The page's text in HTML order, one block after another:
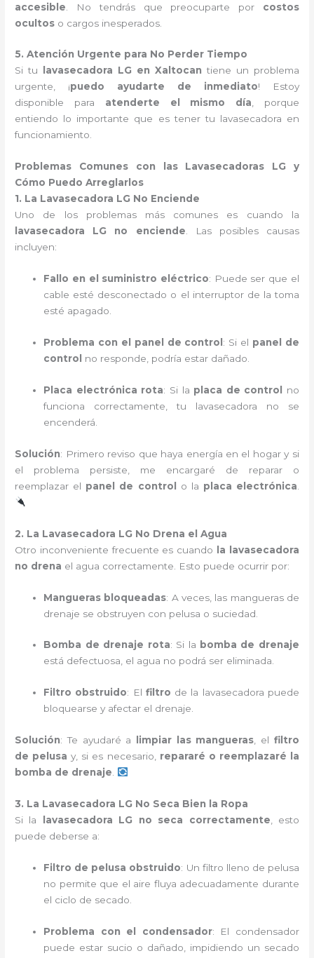
accesible . No tendrás que preocuparte por costos
ocultos o cargos inesperados.
5. Atención Urgente para No Perder Tiempo
Si tu
lavasecadora LG en Xaltocan tiene un problema
urgente, ¡puedo ayudarte de inmediato! Estoy
disponible para atenderte el mismo día, porque
entiendo lo importante que es tener tu lavasecadora en
funcionamiento.
Problemas Comunes con las Lavasecadoras LG y
Cómo Puedo Arreglarlos
1. La Lavasecadora LG No Enciende
Uno de los problemas más comunes es cuando la
lavasecadora LG no enciende. Las posibles causas
incluyen:
Fallo en el suministro eléctrico: Puede ser que el
cable esté desconectado o el interruptor de la toma
esté apagado.
Problema con el panel de control : Si el panel de
control
no responde, podría estar dañado.
Placa electrónica rota: Si la placa de control
no
funciona correctamente, tu lavasecadora no se
encenderá.
Solución: Primero reviso que haya energía en el hogar y si
el problema persiste, me encargaré de reparar o
reemplazar el panel de control o la placa electrónica
2. La Lavasecadora LG No Drena el Agua
Otro inconveniente frecuente es cuando
la lavasecadora
no drena el agua correctamente. Esto puede ocurrir por:
Mangueras bloqueadas: A veces, las mangueras de
drenaje se obstruyen con pelusa o suciedad.
Bomba de drenaje rota: Si la bomba de drenaje
está defectuosa, el agua no podrá ser eliminada.
Filtro obstruido: El filtro de la lavasecadora puede
bloquearse y afectar el drenaje.
Solución: Te ayudaré a limpiar las mangueras , el filtro
de pelusa y, si es necesario, repararé o reemplazaré la
bomba de drenaje
3. La Lavasecadora LG No Seca Bien la Ropa
Si la
lavasecadora LG no seca correctamente , esto
puede deberse a:
Filtro de pelusa obstruido: Un filtro lleno de pelusa
no permite que el aire fluya adecuadamente durante
el ciclo de secado.
Problema con el condensador: El condensador
puede estar sucio o dañado, impidiendo un secado